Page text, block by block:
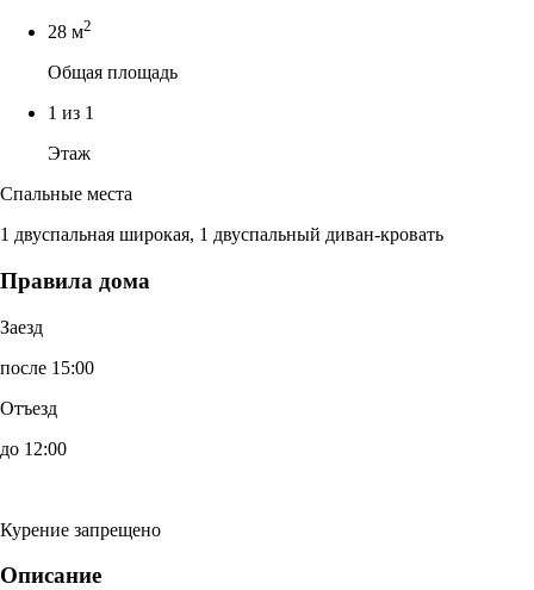
28 м2
Общая площадь
1 из 1
Этаж
Спальные места
1 двуспальная широкая, 1 двуспальный диван-кровать
Правила дома
Заезд
после 15:00
Отъезд
до 12:00
Курение запрещено
Описание